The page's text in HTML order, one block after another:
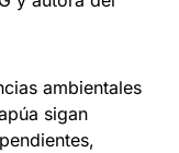
ambientales
sigan